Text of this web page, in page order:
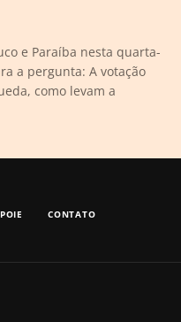
e Paraíba nesta quarta-
a pergunta: A votação
como levam a
CONTATO